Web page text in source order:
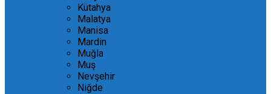
Kütahya
Malatya
Manisa
Mardin
Muğla
Muş
Nevşehir
Niğde